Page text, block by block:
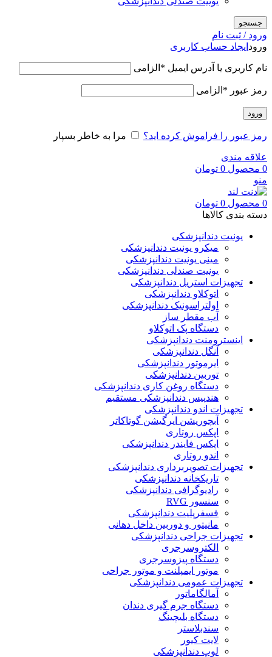
جستجو
ورود / ثبت نام
ورود ایجاد حساب کاربری
نام کاربری یا آدرس ایمیل * الزامی
رمز عبور * الزامی
ورود
رمز عبور را فراموش کرده اید؟ مرا به خاطر بسپار
علاقه مندی
0 محصول 0 تومان
منو
0 محصول 0 تومان
دسته بندی کالاها
یونیت دندانپزشکی
میکرو یونیت دندانپزشکی
مینی یونیت دندانپزشکی
یونیت صندلی دندانپزشکی
تجهیزات استریل دندانپزشکی
اتوکلاو دندانپزشکی
اولتراسونیک دندانپزشکی
آب مقطر ساز
دستگاه پک اتوکلاو
اینسترومنت دندانپزشکی
آنگل دندانپزشکی
ایرموتور دندانپزشکی
توربین دندانپزشکی
دستگاه روغن کاری دندانپزشکی
هندپیس دندانپزشکی مستقیم
تجهیزات اندو دندانپزشکی
آبچوریشن ایرگیشن گوتاکاتر
اپکس روتاری
اپکس فایندر دندانپزشکی
اندو روتاری
تجهیزات تصویربرداری دندانپزشکی
تاریکخانه دندانپزشکی
رادیوگرافی دندانپزشکی
سنسور RVG
فسفرپلیت دندانپزشکی
مانیتور و دوربین داخل دهانی
تجهیزات جراحی دندانپزشکی
الکتروسرجری
دستگاه پیزوسرجری
موتور ایمپلنت و موتور جراحی
تجهیزات عمومی دندانپزشکی
آمالگاماتور
دستگاه جرم گیری دندان
دستگاه بلیچینگ
سندبلاستر
لایت کیور
لوپ دندانپزشکی